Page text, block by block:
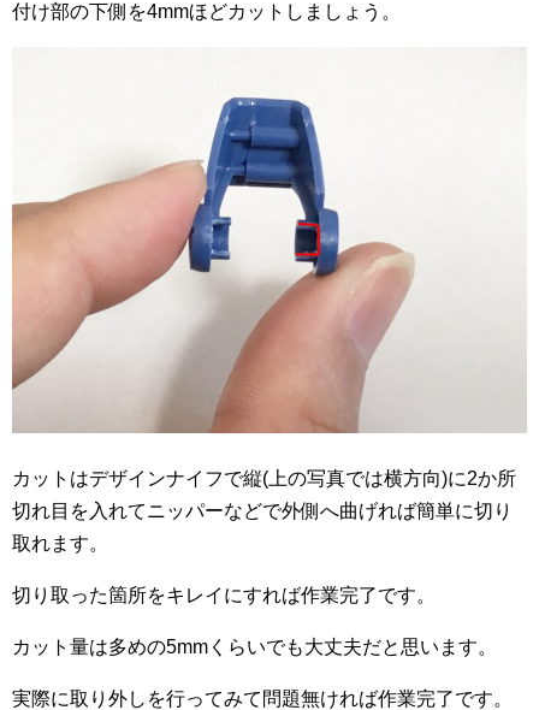
付け部の下側を4mmほどカットしましょう。
カットはデザインナイフで縦(上の写真では横方向)に2か所
切れ目を入れてニッパーなどで外側へ曲げれば簡単に切り
取れます。
切り取った箇所をキレイにすれば作業完了です。
カット量は多めの5mmくらいでも大丈夫だと思います。
実際に取り外しを行ってみて問題無ければ作業完了です。